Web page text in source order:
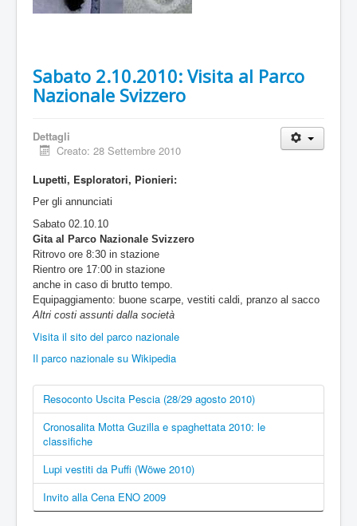
Sabato 2.10.2010: Visita al Parco
Nazionale Svizzero
Dettagli
Creato: 28 Settembre 2010
Lupetti, Esploratori, Pionieri:
Per gli annunciati
Sabato 02.10.10
Gita al Parco Nazionale Svizzero
Ritrovo ore 8:30 in stazione
Rientro ore 17:00 in stazione
anche in caso di brutto tempo.
Equipaggiamento: buone scarpe, vestiti caldi, pranzo al sacco
Altri costi assunti dalla società
Visita il sito del parco nazionale
Il parco nazionale su Wikipedia
Resoconto Uscita Pescia (28/29 agosto 2010)
Cronosalita Motta Guzilla e spaghettata 2010: le
classifiche
Lupi vestiti da Puffi (Wöwe 2010)
Invito alla Cena ENO 2009